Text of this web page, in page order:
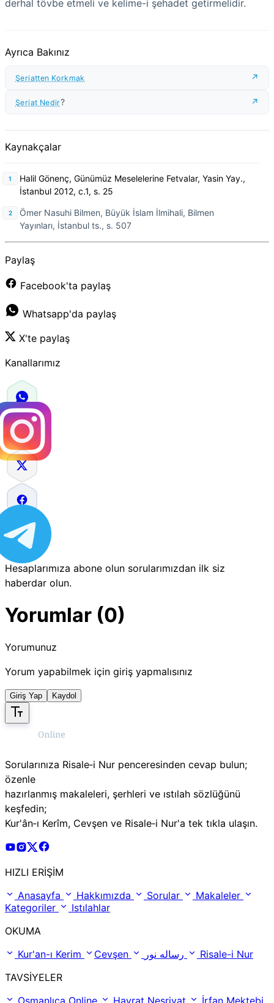
derhal tövbe etmeli ve kelime-i şehadet getirmelidir.
Ayrıca Bakınız
Şeriatten Korkmak
Şeriat Nedir?
Kaynakçalar
Halil Gönenç, Günümüz Meselelerine Fetvalar, Yasin Yay.,
İstanbul 2012, c.1, s. 25
Ömer Nasuhi Bilmen, Büyük İslam İlmihali, Bilmen
Yayınları, İstanbul ts., s. 507
Paylaş
Facebook'ta paylaş
Whatsapp'da paylaş
X'te paylaş
Kanallarımız
Hesaplarımıza abone olun sorularımızdan ilk siz
haberdar olun.
Yorumlar (0)
Yorumunuz
Yorum yapabilmek için giriş yapmalısınız
Giriş Yap Kaydol
Sorularınıza Risale‑i Nur penceresinden cevap bulun;
özenle
hazırlanmış makaleleri, şerhleri ve ıstılah sözlüğünü
keşfedin;
Kur'ân‑ı Kerîm, Cevşen ve Risale‑i Nur'a tek tıkla ulaşın.
Risale Online Youtube Hesabı
Risale Online Instagram Hesabı
Risale Online X Hesabı
HIZLI ERİŞİM
Anasayfa
Hakkımızda Sorular
Makaleler
Kategoriler
Istılahlar
OKUMA
Kur'an-ı Kerim
Cevşen
Risale-i Nur
TAVSİYELER